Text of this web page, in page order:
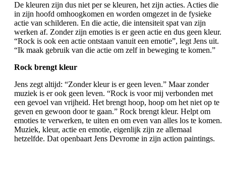
De kleuren zijn dus niet per se kleuren, het zijn acties. Acties die
in zijn hoofd omhoogkomen en worden omgezet in de fysieke
actie van schilderen. En die actie, die intensiteit spat van zijn
werken af. Zonder zijn emoties is er geen actie en dus geen kleur.
“Rock is ook een actie ontstaan vanuit een emotie”, legt Jens uit.
“Ik maak gebruik van die actie om zelf in beweging te komen.”
Rock brengt kleur
Jens zegt altijd: “Zonder kleur is er geen leven.” Maar zonder
muziek is er ook geen leven. “Rock is voor mij verbonden met
een gevoel van vrijheid. Het brengt hoop, hoop om het niet op te
geven en gewoon door te gaan.” Rock brengt kleur. Helpt om
emoties te verwerken, te uiten en om even van alles los te komen.
Muziek, kleur, actie en emotie, eigenlijk zijn ze allemaal
hetzelfde. Dat openbaart Jens Devrome in zijn action paintings.